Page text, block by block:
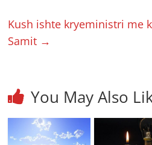
Kush ishte kryeministri me
Samit →
You May Also